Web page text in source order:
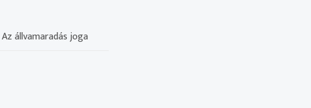
állvamaradás joga